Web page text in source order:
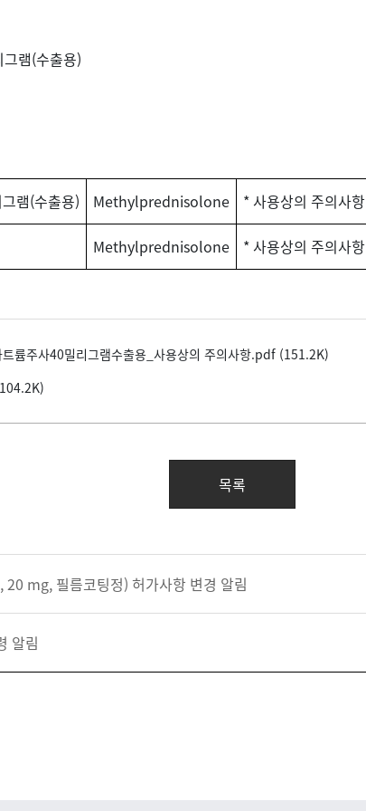
램(수출용)
램(수출용)
Methylprednisolone * 사용상의 주의사항
Methylprednisolone * 사용상의 주의사항
트륨주사40밀리그램수출용_사용상의 주의사항.pdf (151.2K)
목록
mg, 필름코팅정) 허가사항 변경 알림
알림